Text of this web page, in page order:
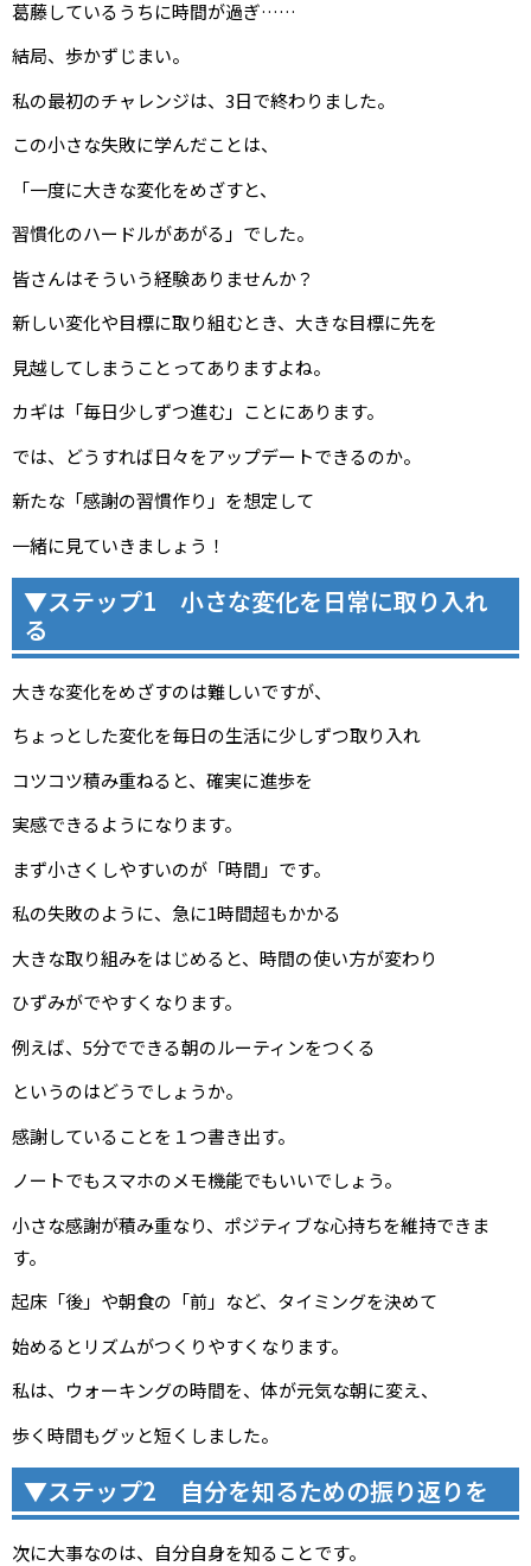
葛藤しているうちに時間が過ぎ……
結局、歩かずじまい。
私の最初のチャレンジは、3日で終わりました。
この小さな失敗に学んだことは、
「一度に大きな変化をめざすと、
習慣化のハードルがあがる」でした。
皆さんはそういう経験ありませんか？
新しい変化や目標に取り組むとき、大きな目標に先を
見越してしまうことってありますよね。
カギは「毎日少しずつ進む」ことにあります。
では、どうすれば日々をアップデートできるのか。
新たな「感謝の習慣作り」を想定して
一緒に見ていきましょう！
▼ステップ1 小さな変化を日常に取り入れ
る
大きな変化をめざすのは難しいですが、
ちょっとした変化を毎日の生活に少しずつ取り入れ
コツコツ積み重ねると、確実に進歩を
実感できるようになります。
まず小さくしやすいのが「時間」です。
私の失敗のように、急に1時間超もかかる
大きな取り組みをはじめると、時間の使い方が変わり
ひずみがでやすくなります。
例えば、5分でできる朝のルーティンをつくる
というのはどうでしょうか。
感謝していることを１つ書き出す。
ノートでもスマホのメモ機能でもいいでしょう。
小さな感謝が積み重なり、ポジティブな心持ちを維持できま
す。
起床「後」や朝食の「前」など、タイミングを決めて
始めるとリズムがつくりやすくなります。
私は、ウォーキングの時間を、体が元気な朝に変え、
歩く時間もグッと短くしました。
▼ステップ2 自分を知るための振り返りを
次に大事なのは、自分自身を知ることです。